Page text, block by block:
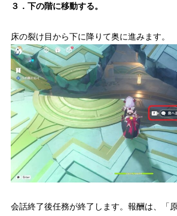
３．下の階に移動する。
床の裂け目から下に降りて奥に進みます。
会話終了後任務が終了します。報酬は、「